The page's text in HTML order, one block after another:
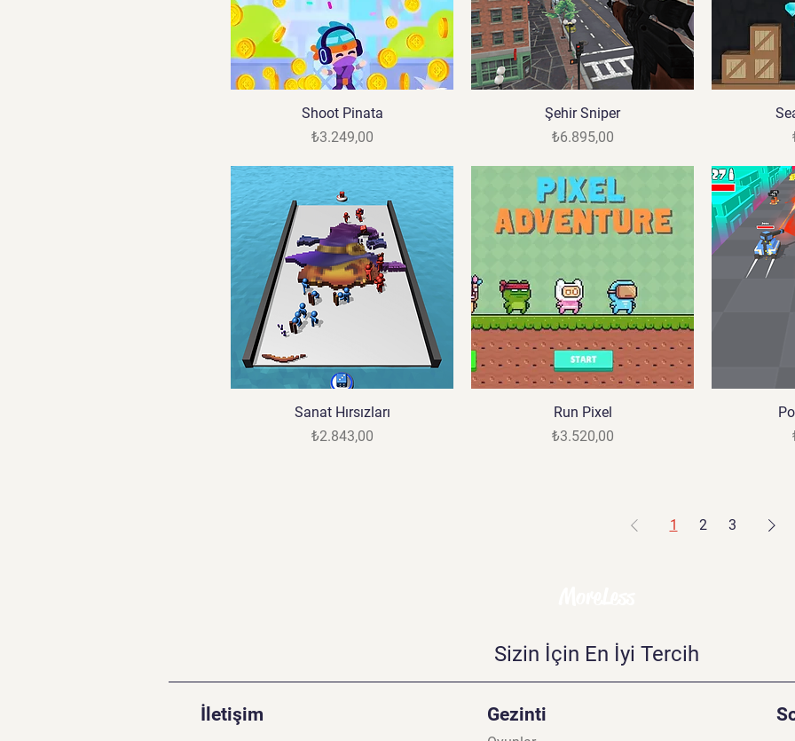
Shoot Pinata
Fiyat
₺3.249,00
Şehir Sniper
Fiyat
₺6.895,00
Sanat Hırsızları
Fiyat
₺2.843,00
Run Pixel
Fiyat
₺3.520,00
1 2 3
Sizin İçin En İyi Tercih
İletişim Gezinti